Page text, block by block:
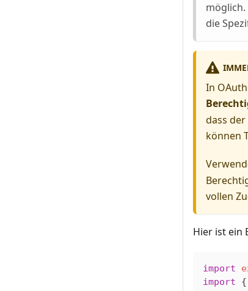
die
In
dass
können
vollen
Hier ist ein
import
import {